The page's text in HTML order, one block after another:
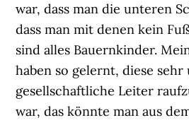
war, dass man die unteren
dass man mit denen kein
sind alles Bauernkinder.
haben so gelernt, diese sehr
gesellschaftliche Leiter
war, das könnte man aus